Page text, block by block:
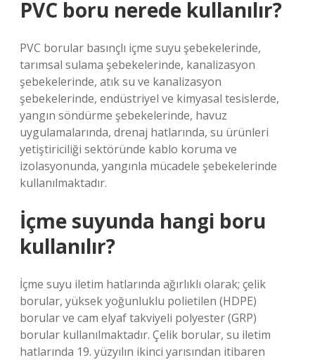
PVC boru nerede kullanılır?
PVC borular basınçlı içme suyu şebekelerinde,
tarımsal sulama şebekelerinde, kanalizasyon
şebekelerinde, atık su ve kanalizasyon
şebekelerinde, endüstriyel ve kimyasal tesislerde,
yangın söndürme şebekelerinde, havuz
uygulamalarında, drenaj hatlarında, su ürünleri
yetiştiriciliği sektöründe kablo koruma ve
izolasyonunda, yangınla mücadele şebekelerinde
kullanılmaktadır.
İçme suyunda hangi boru
kullanılır?
İçme suyu iletim hatlarında ağırlıklı olarak; çelik
borular, yüksek yoğunluklu polietilen (HDPE)
borular ve cam elyaf takviyeli polyester (GRP)
borular kullanılmaktadır. Çelik borular, su iletim
hatlarında 19. yüzyılın ikinci yarısından itibaren